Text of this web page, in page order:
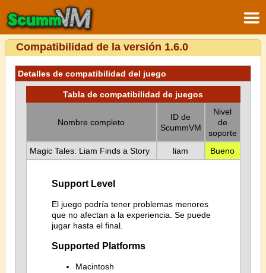
Compatibilidad de la versión 1.6.0
Detalles de compatibilidad del juego
Tabla de compatibilidad de juegos
Nombre completo
ID de
ScummVM
Nivel
de
soporte
Magic Tales: Liam Finds a Story
liam Bueno
Support Level
El juego podría tener problemas menores
que no afectan a la experiencia. Se puede
jugar hasta el final.
Supported Platforms
Macintosh